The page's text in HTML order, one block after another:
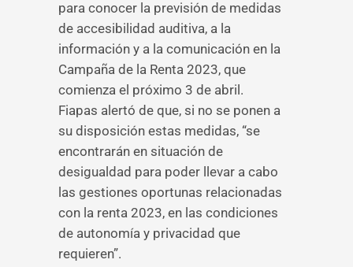
para conocer la previsión de medidas
de accesibilidad auditiva, a la
información y a la comunicación en la
Campaña de la Renta 2023, que
comienza el próximo 3 de abril.
Fiapas alertó de que, si no se ponen a
su disposición estas medidas, “se
encontrarán en situación de
desigualdad para poder llevar a cabo
las gestiones oportunas relacionadas
con la renta 2023, en las condiciones
de autonomía y privacidad que
requieren”.